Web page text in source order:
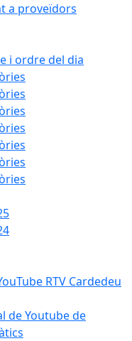
a proveïdors
i ordre del dia
RTV Cardedeu
de Youtube de